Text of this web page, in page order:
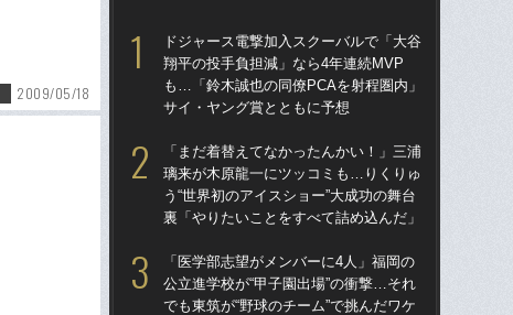
2009/05/18
ドジャース電撃加入スクーバルで「大谷
翔平の投手負担減」なら4年連続MVP
も…「鈴木誠也の同僚PCAを射程圏内」
サイ・ヤング賞とともに予想
「まだ着替えてなかったんかい！」三浦
璃来が木原龍一にツッコミも…りくりゅ
う“世界初のアイスショー”大成功の舞台
裏「やりたいことをすべて詰め込んだ」
「医学部志望がメンバーに4人」福岡の
公立進学校が“甲子園出場”の衝撃…それ
でも東筑が“野球のチーム”で挑んだワケ